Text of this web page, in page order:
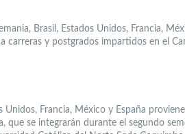
Brasil, Estados Unidos, Francia,
carreras y postgrados impartidos en el
Unidos, Francia, México y España
que se integrarán durante el segundo